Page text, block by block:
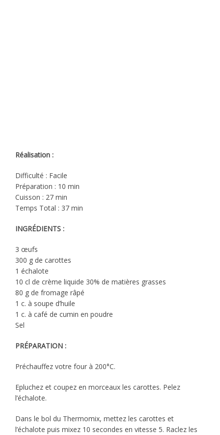
Réalisation :
Difficulté : Facile
Préparation : 10 min
Cuisson : 27 min
Temps Total : 37 min
INGRÉDIENTS :
3 œufs
300 g de carottes
1 échalote
10 cl de crème liquide 30% de matières grasses
80 g de fromage râpé
1 c. à soupe d’huile
1 c. à café de cumin en poudre
Sel
PRÉPARATION :
Préchauffez votre four à 200°C.
Epluchez et coupez en morceaux les carottes. Pelez
l’échalote.
Dans le bol du Thermomix, mettez les carottes et
l’échalote puis mixez 10 secondes en vitesse 5. Raclez les